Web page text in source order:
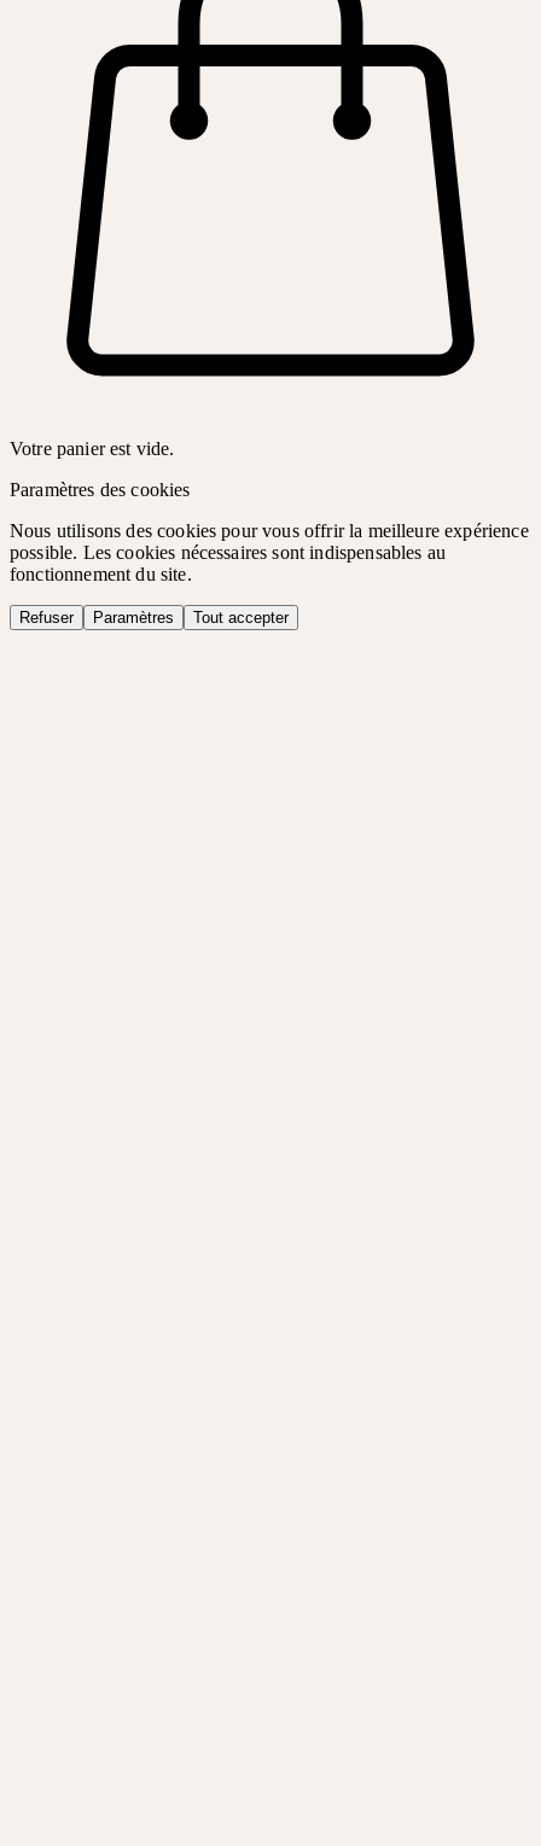
Votre panier est vide.
Paramètres des cookies
Nous utilisons des cookies pour vous offrir la meilleure expérience
possible. Les cookies nécessaires sont indispensables au
fonctionnement du site.
Refuser Paramètres Tout accepter